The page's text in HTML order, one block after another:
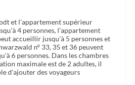
et l'appartement supérieur
4 personnes, l'appartement
accueillir jusqu'à 5 personnes et
n° 33, 35 et 36 peuvent
6 personnes. Dans les chambres
maximale est de 2 adultes, il
d'ajouter des voyageurs